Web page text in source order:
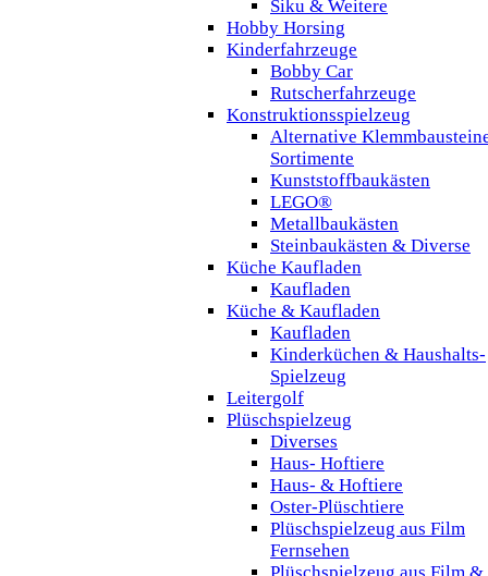
Siku & Weitere
Hobby Horsing
Kinderfahrzeuge
Bobby Car
Rutscherfahrzeuge
Konstruktionsspielzeug
Alternative
Sortimente
Kunststoffbaukästen
LEGO®
Metallbaukästen
Steinbaukästen & Diverse
Küche Kaufladen
Kaufladen
Küche & Kaufladen
Kaufladen
Kinderküchen & Haushalts-
Spielzeug
Leitergolf
Plüschspielzeug
Diverses
Haus- Hoftiere
Haus- & Hoftiere
Oster-Plüschtiere
Plüschspielzeug aus Film
Fernsehen